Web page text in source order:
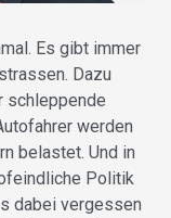
Es gibt immer
Dazu
schleppende
werden
belastet. Und in
Politik
dabei vergessen